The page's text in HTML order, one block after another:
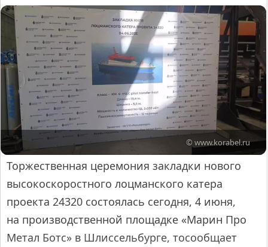
© www.korabel.ru
Торжественная церемония закладки нового
высокоскоростного лоцманского катера
проекта 24320 состоялась сегодня, 4 июня,
на производственной площадке «Марин Про
Метал Ботс» в Шлиссельбурге, тосообщает